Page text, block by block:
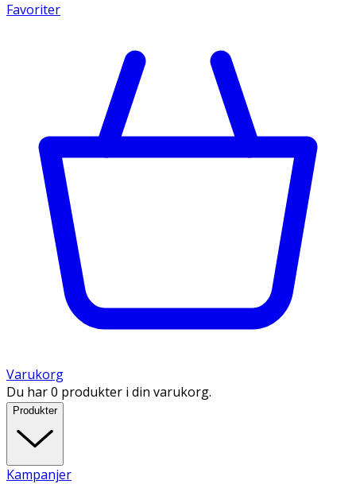
Favoriter
Varukorg
Du har 0 produkter i din varukorg.
Produkter
Kampanjer